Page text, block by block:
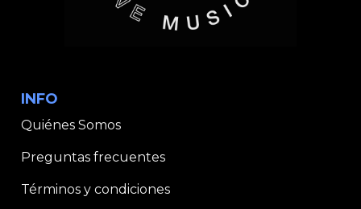
INFO
Quiénes Somos
Preguntas frecuentes
Términos y condiciones